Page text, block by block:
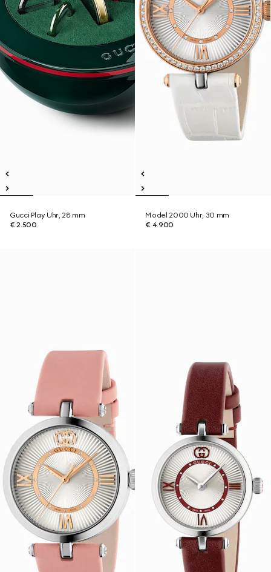
Gucci Play Uhr, 28 mm
€ 2.500
Model 2000 Uhr, 30 mm
€ 4.900